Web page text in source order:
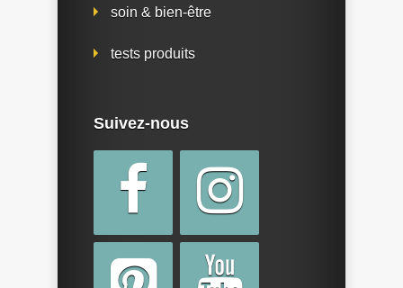
soin & bien-être
tests produits
Suivez-nous